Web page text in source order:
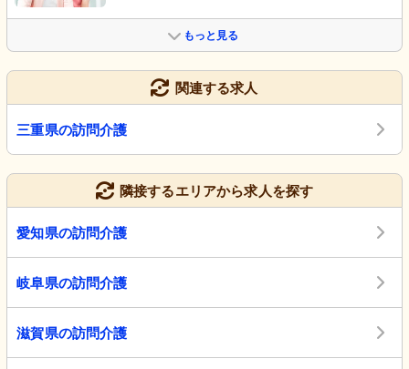
もっと見る
関連する求人
三重県の訪問介護
隣接するエリアから求人を探す
愛知県の訪問介護
岐阜県の訪問介護
滋賀県の訪問介護